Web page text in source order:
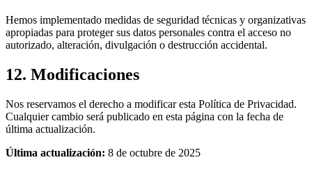
Hemos implementado medidas de seguridad técnicas y organizativas
apropiadas para proteger sus datos personales contra el acceso no
autorizado, alteración, divulgación o destrucción accidental.
12. Modificaciones
Nos reservamos el derecho a modificar esta Política de Privacidad.
Cualquier cambio será publicado en esta página con la fecha de
última actualización.
Última actualización: 8 de octubre de 2025